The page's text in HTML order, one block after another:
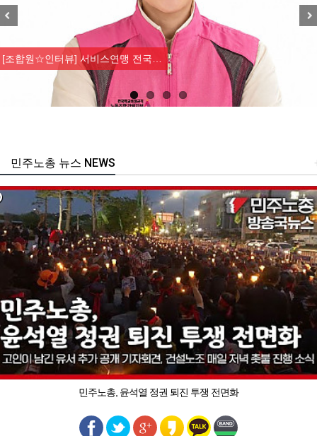
[조합원☆인터뷰] 서비스연맹 전국…
주노총 뉴스 NEWS
민주노총, 윤석열 정권 퇴진 투쟁 전면화